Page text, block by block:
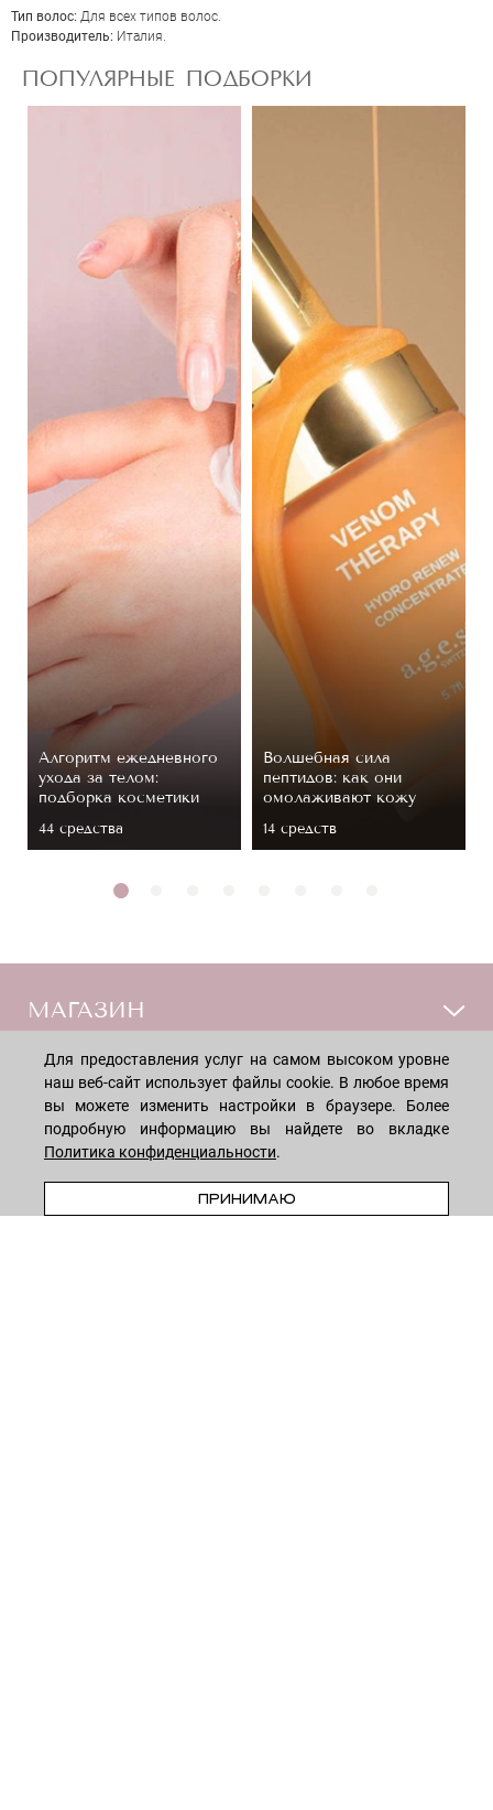
ПРЕДЗАКАЗ
ОЦЕНКА
Тип волос: Для всех типов волос.
Производитель: Италия.
ПОПУЛЯРНЫЕ ПОДБОРКИ
Алгоритм ежедневного
ухода за телом:
подборка косметики
44 средствa
Волшебная сила
пептидов: как они
омолаживают кожу
14 средств
МАГАЗИН
Лицо
Мужчинам
Тело
Волосы
Дети
Для дома
ПОКУПАТЕЛЯМ
Способы оплаты
Доставка товара
КОМПАНИЯ
НОВОСТНАЯ РАССЫЛКА
Для предоставления услуг на самом высоком уровне
наш веб-сайт использует файлы cookie. В любое время
вы можете изменить настройки в браузере. Более
подробную информацию вы найдете во вкладке
Политика конфиденциальности.
ПРИНИМАЮ